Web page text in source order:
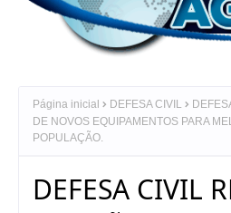
Página inicial DEFESA CIVIL
DE NOVOS EQUIPAMENTOS PARA
POPULAÇÃO.
DEFESA CIVIL